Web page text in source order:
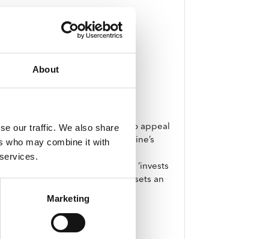
About
our traffic. We also share
who may combine it with
Marketing
Kent (director)
in his own words, ‘strives to appeal
inventive take on Racine’s
choreography. Ed Lyon and
return to Glyndebourne, ‘invests
early music William Christie ‘sets an
(The DailyTelegraph).